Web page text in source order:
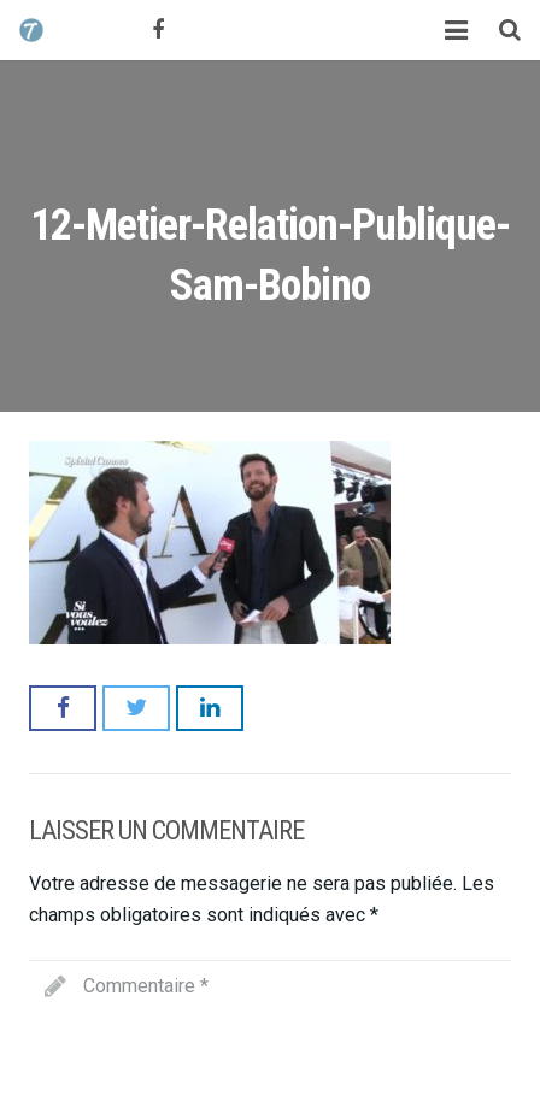
WORK
12-Metier-Relation-Publique-
Sam-Bobino
LAISSER UN COMMENTAIRE
Votre adresse de messagerie ne sera pas publiée. Les
champs obligatoires sont indiqués avec *